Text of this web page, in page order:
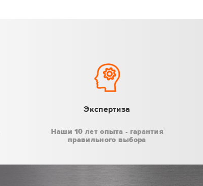
Экспертиза
Наши 10 лет опыта - гарантия
правильного выбора